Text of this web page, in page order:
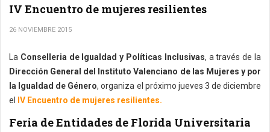
IV Encuentro de mujeres resilientes
26 NOVIEMBRE 2015
La Conselleria de Igualdad y Políticas Inclusivas, a través de la
Dirección General del Instituto Valenciano de las Mujeres y por
la Igualdad de Género, organiza el próximo jueves 3 de diciembre
el
IV Encuentro de mujeres resilientes.
Feria de Entidades de Florida Universitaria